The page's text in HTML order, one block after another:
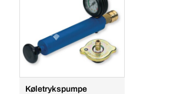
Køletrykspumpe